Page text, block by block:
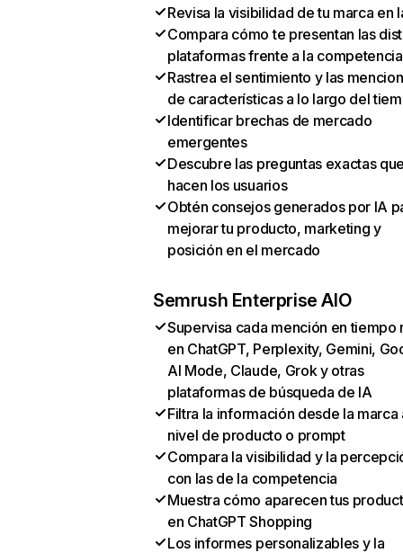
Revisa la visibilidad de tu marca en
Compara cómo te presentan las
plataformas frente a la competencia
Rastrea el sentimiento y las
de características a lo largo del
Identificar brechas de mercado
emergentes
Descubre las preguntas exactas
hacen los usuarios
Obtén consejos generados por IA
mejorar tu producto, marketing y
posición en el mercado
Semrush Enterprise AIO
Supervisa cada mención en tiempo
en ChatGPT, Perplexity, Gemini,
AI Mode, Claude, Grok y otras
plataformas de búsqueda de IA
Filtra la información desde la marca
nivel de producto o prompt
Compara la visibilidad y la
con las de la competencia
Muestra cómo aparecen tus
en ChatGPT Shopping
Los informes personalizables y la